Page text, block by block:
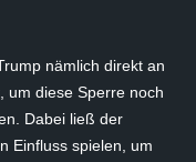
nämlich direkt an
um diese Sperre noch
Dabei ließ der
Einfluss spielen, um